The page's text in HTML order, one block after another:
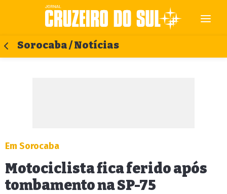
Sorocaba / Notícias
Em Sorocaba
Motociclista fica ferido após
tombamento na SP-75